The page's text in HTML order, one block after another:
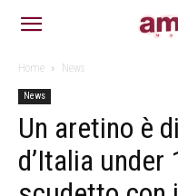
Home News
News
Un aretino è
d’Italia under